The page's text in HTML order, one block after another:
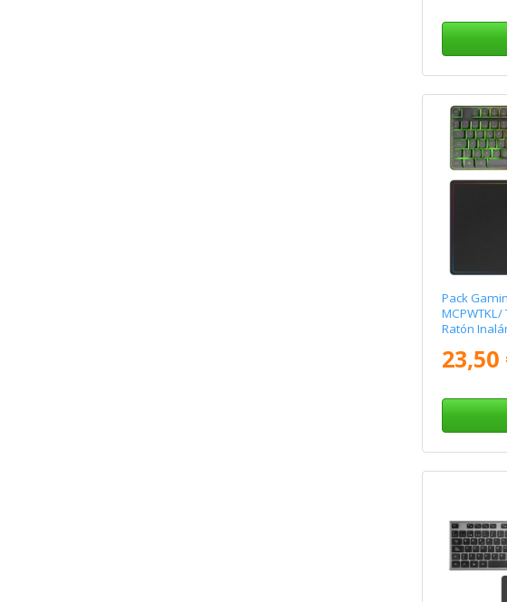
Pack
Ratón
23,50